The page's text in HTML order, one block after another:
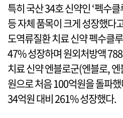
특히 국산 34호 신약인 ‘펙수클
등 자체 품목이 크게 성장했다
도역류질환 치료 신약 펙수클
47% 성장하며 원외처방액
치료 신약 엔블로군(엔블로,
원으로 처음 100억원을 돌파
34억원 대비 261% 성장했다.